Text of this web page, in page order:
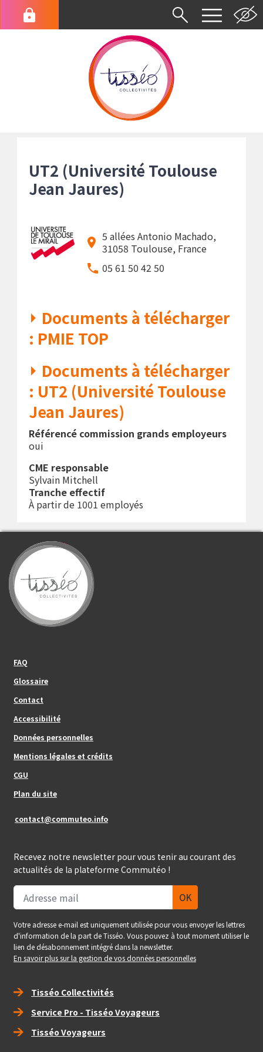
contenu
Menu
du
d'Ariane
UT2 (Université Toulouse
Jean Jaures)
5 allées Antonio Machado,
31058 Toulouse, France
05 61 50 42 50
Documents à télécharger
: PMIE TOP
Documents à télécharger
: UT2 (Université Toulouse
Jean Jaures)
Référencé commission grands employeurs
oui
CME responsable
Sylvain Mitchell
Tranche effectif
À partir de 1001 employés
FAQ
Glossaire
Contact
Footer_center
Accessibilité
Données personnelles
Mentions légales et crédits
CGU
Plan du site
contact@commuteo.info
Recevez notre newsletter pour vous tenir au courant des
actualités de la plateforme Commutéo !
Votre adresse e-mail est uniquement utilisée pour vous envoyer les lettres
d'information de la part de Tisséo. Vous pouvez à tout moment utiliser le
lien de désabonnement intégré dans la newsletter.
En savoir plus sur la gestion de vos données personnelles
Right_footer
Tisséo Collectivités
Service Pro - Tisséo Voyageurs
Tisséo Voyageurs